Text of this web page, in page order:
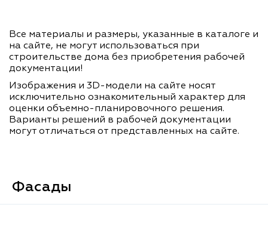
Все материалы и размеры, указанные в каталоге и
на сайте, не могут использоваться при
строительстве дома без приобретения рабочей
документации!
Изображения и 3D-модели на сайте носят
исключительно ознакомительный характер для
оценки объемно-планировочного решения.
Варианты решений в рабочей документации
могут отличаться от представленных на сайте.
Фасады